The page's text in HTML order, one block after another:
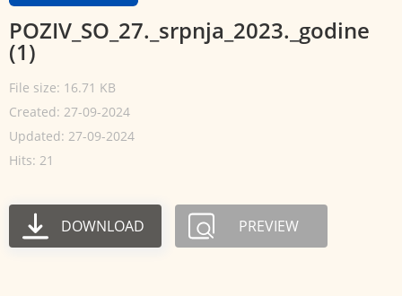
POZIV_SO_27._srpnja_2023._godine
(1)
File size: 16.71 KB
Created: 27-09-2024
Updated: 27-09-2024
Hits: 21
DOWNLOAD PREVIEW